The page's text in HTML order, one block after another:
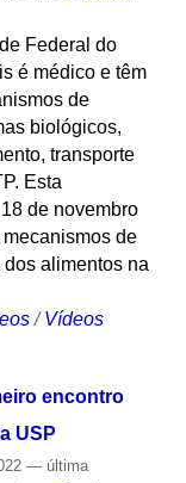
Federal do
é médico e têm
de
biológicos,
transporte
Esta
de novembro
de
alimentos na
/Vídeos
encontro
USP
— última